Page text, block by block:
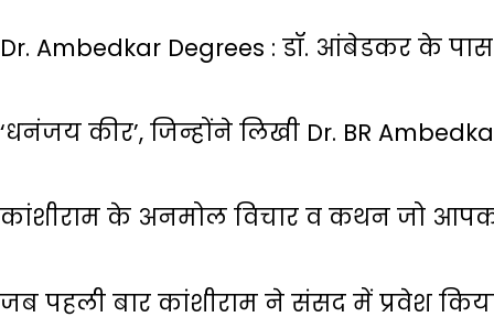
Dr. Ambedkar Degrees : डॉ. आंबेडकर के पास
‘धनंजय कीर’, जिन्होंने लिखी Dr. BR
कांशीराम के अनमोल विचार व कथन जो
जब पहली बार कांशीराम ने संसद में प्रवेश